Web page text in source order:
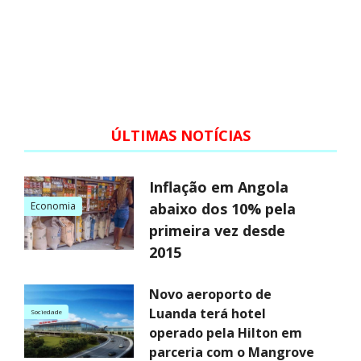
ÚLTIMAS NOTÍCIAS
Economia
Inflação em Angola
abaixo dos 10% pela
primeira vez desde
2015
Sociedade
Novo aeroporto de
Luanda terá hotel
operado pela Hilton em
parceria com o Mangrove